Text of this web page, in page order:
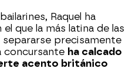
Raquel ha
que la más latina de las
precisamente
concursante ha calcado
acento británico